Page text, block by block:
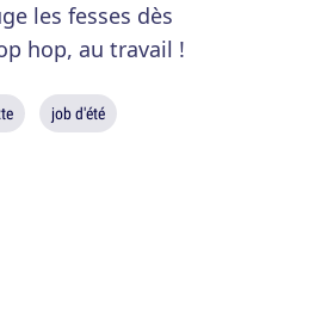
les fesses dès
hop, au travail !
job d'été